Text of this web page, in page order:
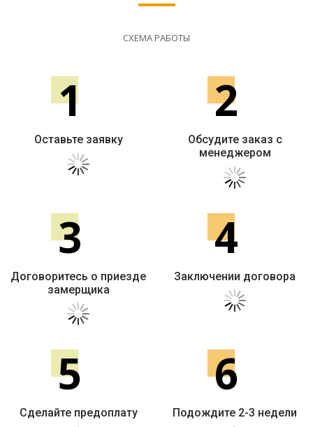
СХЕМА РАБОТЫ
1
Оставьте заявку
2
Обсудите заказ с
менеджером
3
Договоритесь о приезде
замерщика
4
Заключении договора
5
Сделайте предоплату
6
Подождите 2-3 недели